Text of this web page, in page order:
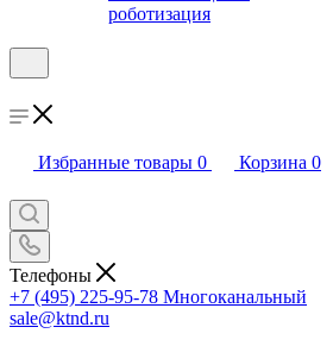
роботизация
Избранные товары 0 Корзина 0
Телефоны
+7 (495) 225-95-78 Многоканальный
sale@ktnd.ru